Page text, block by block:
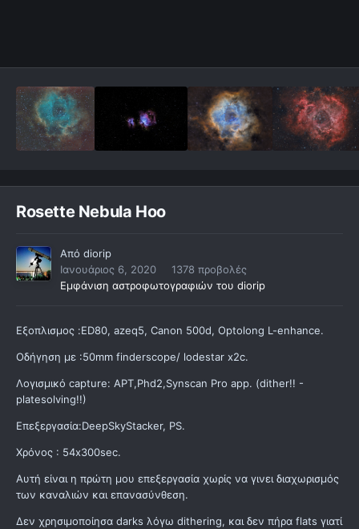
Rosette Nebula Hoo
Από diorip
Ιανουάριος 6, 2020
1378 προβολές
Εμφάνιση αστροφωτογραφιών του diorip
Εξοπλισμος :ED80, azeq5, Canon 500d, Optolong L-enhance.
Οδήγηση με :50mm finderscope/ lodestar x2c.
Λογισμικό capture: APT,Phd2,Synscan Pro app. (dither!! -
platesolving!!)
Επεξεργασία:DeepSkyStacker, PS.
Χρόνος : 54x300sec.
Αυτή είναι η πρώτη μου επεξεργασία χωρίς να γινει διαχωρισμός
των καναλιών και επανασύνθεση.
Δεν χρησιμοποίησα darks λόγω dithering, και δεν πήρα flats γιατί